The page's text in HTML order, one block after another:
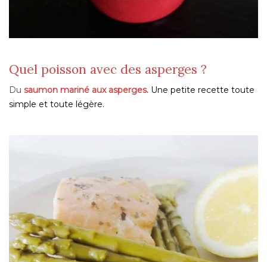
Quel poisson avec des asperges ?
Du saumon mariné aux asperges. Une petite recette toute
simple et toute légère.